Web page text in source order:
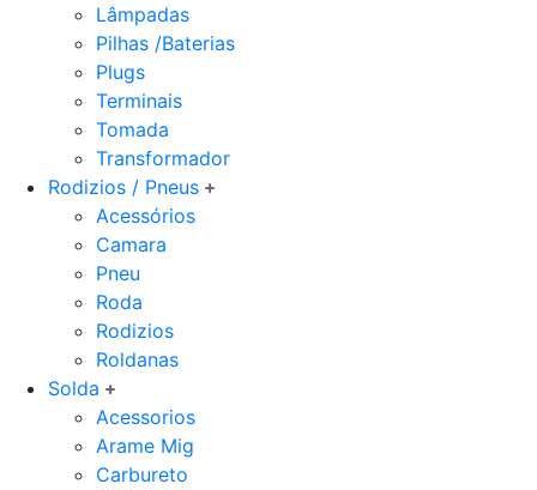
Lâmpadas
Pilhas /Baterias
Plugs
Terminais
Tomada
Transformador
Rodizios / Pneus
Acessórios
Camara
Pneu
Roda
Rodizios
Roldanas
Solda
Acessorios
Arame Mig
Carbureto